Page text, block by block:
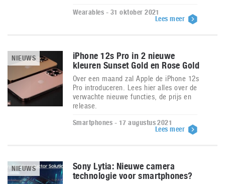
Wearables - 31 oktober 2021
Lees meer
NIEUWS
iPhone 12s Pro in 2 nieuwe
kleuren Sunset Gold en Rose Gold
Over een maand zal Apple de iPhone 12s
Pro introduceren. Lees hier alles over de
verwachte nieuwe functies, de prijs en
release.
Smartphones - 17 augustus 2021
Lees meer
NIEUWS
Sony Lytia: Nieuwe camera
technologie voor smartphones?